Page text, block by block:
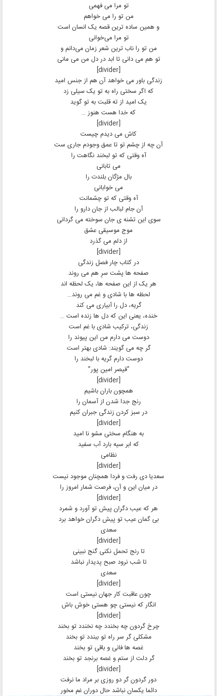
تو مرا می فهمی
من تو را می خواهم
و همین ساده ترین قصه‌ یک انسان است
تو مرا می‌خوانی
من تو را ناب‌ ترین شعر زمان می‌دانم و
تو هم می دانی تا ابد در دل من می مانی
[divider]
زندگی باور می خواهد آن هم از جنس امید
که اگر سختی راه به تو یک سیلی زد
یک امید از ته قلبت به تو گوید
که خدا هست هنوز …
[divider]
کاش می دیدم چیست
آن چه از چشم تو تا عمق وجودم جاری ست
آه وقتی که تو لبخند نگاهت را
می تابانی
بال مژگان بلندت را
می خوابانی
آه وقتی که تو چشمانت
آن جام لبالب از جان دارو را
سوی این تشنه ی جان سوخته می گردانی
موج موسیقی عشق
از دلم می گذرد
[divider]
در کتاب چار فصل زندگی
صفحه ها پشت سرِ هم می روند
هر یک از این صفحه ها، یک لحظه اند
لحظه ها با شادی و غم می روند…
گریه، دل را آبیاری می کند
خنده، یعنی این که دل ها زنده است …
زندگی، ترکیب شادی با غم است
دوست می دارم من این پیوند را
گر چه می گویند: شادی بهتر است
دوست دارم گریه با لبخند را
“قیصر امین پور”
[divider]
همچون باران باشیم
رنج جدا شدن از آسمان را
در سبز کردن زندگی جبران کنیم
[divider]
به هنگام سختی مشو نا امید
که ابر سیه بارد آب سفید
نظامی
[divider]
سعدیا دی رفت و فردا همچنان موجود نیست
در میان این و آن، فرصت شمار امروز را
[divider]
هر که عیب دگران پیش تو آورد و شمرد
بی گمان عیب تو پیش دگران خواهد برد
سعدی
[divider]
تا رنج تحمل نکنی گنج نبینی
تا شب نرود صبح پدیدار نباشد
سعدی
[divider]
چون عاقبت کار جهان نیستی است
انگار که نیستی چو هستی خوش باش
[divider]
چرخ گردون چه بخندد چه نخندد تو بخند
مشکلی گر سر راه تو ببندد تو بخند
غصه ها فانی و باقی تو بخند
گر دلت از ستم و غصه برنجد تو بخند
[divider]
دور گردون گر دو روزی بر مراد ما نرفت
دائما یکسان نباشد حال دوران غم مخور